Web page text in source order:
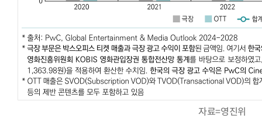
자료=영진위
“계속 쫓아왔다”…도망치던 우크라 민간인 공격한 러 자폭 드론 진정한 우정?…친구 구